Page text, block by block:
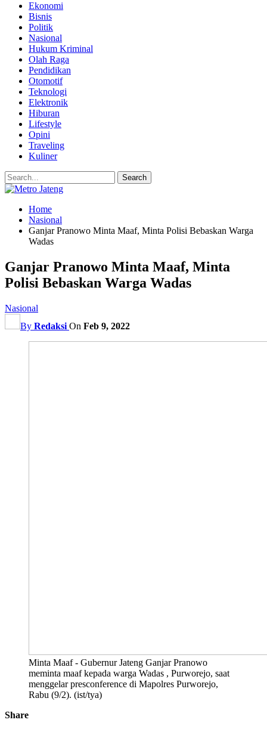
Ekonomi
Bisnis
Politik
Nasional
Hukum Kriminal
Olah Raga
Pendidikan
Otomotif
Teknologi
Elektronik
Hiburan
Lifestyle
Opini
Traveling
Kuliner
Home
Nasional
Ganjar Pranowo Minta Maaf, Minta Polisi Bebaskan Warga
Wadas
Ganjar Pranowo Minta Maaf, Minta
Polisi Bebaskan Warga Wadas
Nasional
By Redaksi On Feb 9, 2022
Minta Maaf - Gubernur Jateng Ganjar Pranowo
meminta maaf kepada warga Wadas , Purworejo, saat
menggelar presconference di Mapolres Purworejo,
Rabu (9/2). (ist/tya)
Share